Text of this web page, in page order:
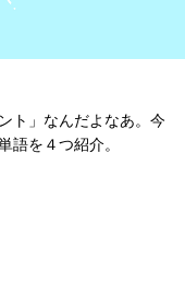
ト」なんだよなあ。今
語を４つ紹介。